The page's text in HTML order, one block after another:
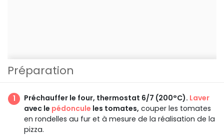
Préparation
Préchauffer le four, thermostat 6/7 (200°C). Laver
avec le pédoncule les tomates, couper les tomates
en rondelles au fur et à mesure de la réalisation de la
pizza.